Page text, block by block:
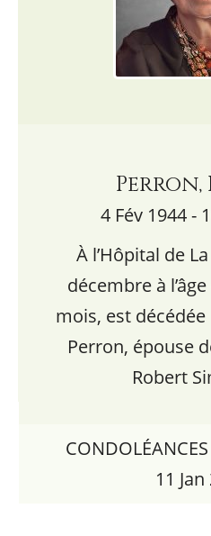
Perron,
4 Fév 1944 -
À l’Hôpital de
décembre à
mois, est
Perron, épouse
Robert
11